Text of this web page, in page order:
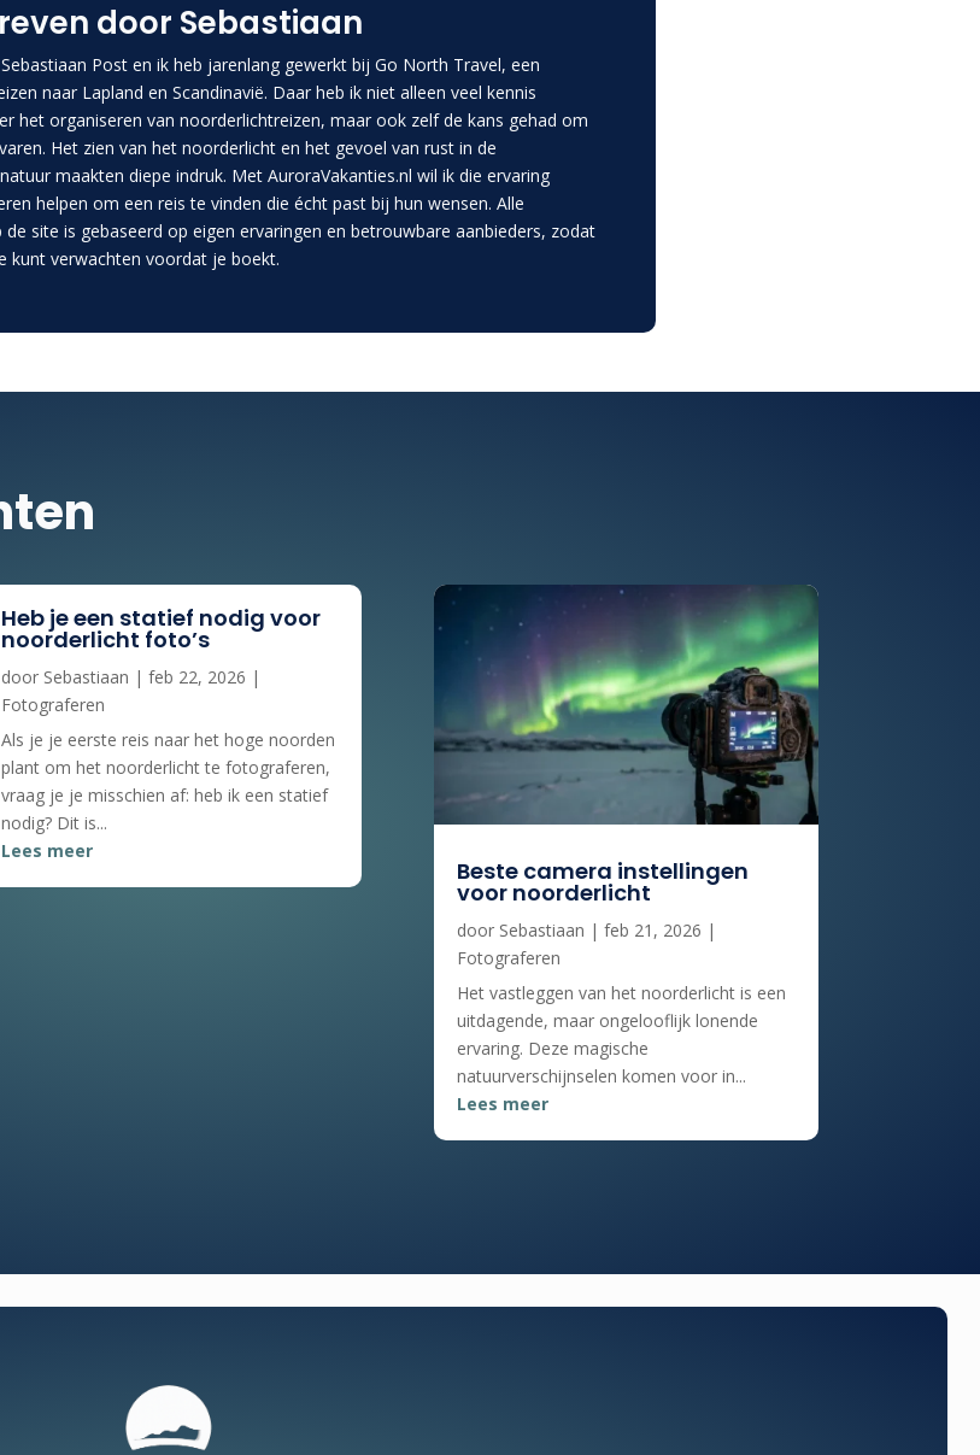
door Sebastiaan
Post en ik heb jarenlang gewerkt bij Go North Travel, een
naar Lapland en Scandinavië. Daar heb ik niet alleen veel kennis
het organiseren van noorderlichtreizen, maar ook zelf de kans gehad om
Het zien van het noorderlicht en het gevoel van rust in de
maakten diepe indruk. Met AuroraVakanties.nl wil ik die ervaring
helpen om een reis te vinden die écht past bij hun wensen. Alle
site is gebaseerd op eigen ervaringen en betrouwbare aanbieders, zodat
kunt verwachten voordat je boekt.
Heb je een statief nodig voor
noorderlicht foto’s
door Sebastiaan | feb 22, 2026 |
Fotograferen
Als je je eerste reis naar het hoge noorden
plant om het noorderlicht te fotograferen,
vraag je je misschien af: heb ik een statief
nodig? Dit is...
Lees meer
Beste camera instellingen
voor noorderlicht
door Sebastiaan | feb 21, 2026 |
Fotograferen
Het vastleggen van het noorderlicht is een
uitdagende, maar ongelooflijk lonende
ervaring. Deze magische
natuurverschijnselen komen voor in...
Lees meer